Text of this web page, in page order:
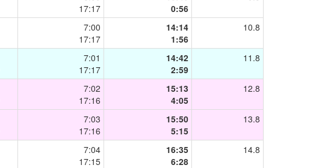
17:17
0:56
7:00
17:17
14:14
1:56
10.8
7:01
17:17
14:42
2:59
11.8
7:02
17:16
15:13
4:05
12.8
7:03
17:16
15:50
5:15
13.8
7:04
17:15
16:35
6:28
14.8